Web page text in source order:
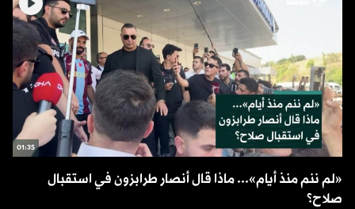
01:35
«لم ننم منذ أيام»... ماذا قال أنصار طرابزون في استقبال
صلاح؟